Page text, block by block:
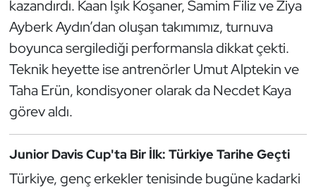
kazandırdı. Kaan Işık Koşaner, Samim Filiz ve Ziya
Ayberk Aydın’dan oluşan takımımız, turnuva
boyunca sergilediği performansla dikkat çekti.
Teknik heyette ise antrenörler Umut Alptekin ve
Taha Erün, kondisyoner olarak da Necdet Kaya
görev aldı.
Junior Davis Cup'ta Bir İlk: Türkiye Tarihe Geçti
Türkiye, genç erkekler tenisinde bugüne kadarki
Golf
Güreş
Halter
Hava Sporları
Hentbol